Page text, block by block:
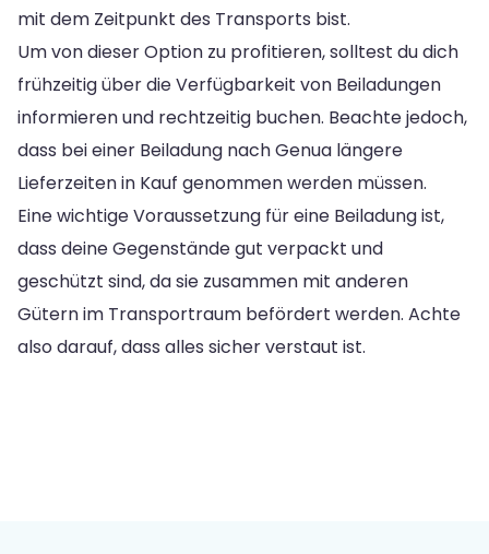
mit dem Zeitpunkt des Transports bist.
Um von dieser Option zu profitieren, solltest du dich
frühzeitig über die Verfügbarkeit von Beiladungen
informieren und rechtzeitig buchen. Beachte jedoch,
dass bei einer Beiladung nach Genua längere
Lieferzeiten in Kauf genommen werden müssen.
Eine wichtige Voraussetzung für eine Beiladung ist,
dass deine Gegenstände gut verpackt und
geschützt sind, da sie zusammen mit anderen
Gütern im Transportraum befördert werden. Achte
also darauf, dass alles sicher verstaut ist.